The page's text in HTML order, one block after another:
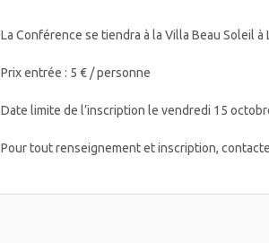
La Conférence se tiendra à la Villa Beau Soleil
Prix entrée : 5 € / personne
Date limite de l’inscription le vendredi 15
Pour tout renseignement et inscription,